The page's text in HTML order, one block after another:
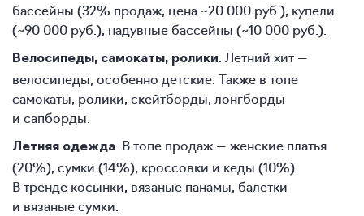
бассейны (32% продаж, цена ~20 000 руб.), купели
(~90 000 руб.), надувные бассейны (~10 000 руб.).
Велосипеды, самокаты, ролики
. Летний хит —
велосипеды, особенно детские. Также в топе
самокаты, ролики, скейтборды, лонгборды
и сапборды.
Летняя одежда . В топе продаж — женские платья
(20%), сумки (14%), кроссовки и кеды (10%).
В тренде косынки, вязаные панамы, балетки
и вязаные сумки.